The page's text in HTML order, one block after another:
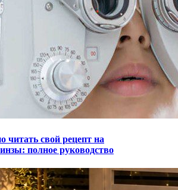
читать свой рецепт на
полное руководство